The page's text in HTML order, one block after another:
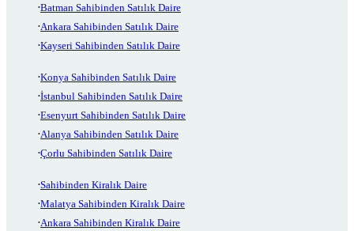
Batman Sahibinden Satılık Daire
Ankara Sahibinden Satılık Daire
Kayseri Sahibinden Satılık Daire
Konya Sahibinden Satılık Daire
İstanbul Sahibinden Satılık Daire
Esenyurt Sahibinden Satılık Daire
Alanya Sahibinden Satılık Daire
Çorlu Sahibinden Satılık Daire
Sahibinden Kiralık Daire
Malatya Sahibinden Kiralık Daire
Ankara Sahibinden Kiralık Daire